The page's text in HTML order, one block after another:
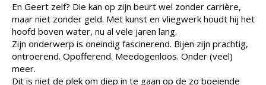
En Geert zelf? Die kan op zijn beurt wel zonder carrière,
maar niet zonder geld. Met kunst en vliegwerk houdt hij het
hoofd boven water, nu al vele jaren lang.
Zijn onderwerp is oneindig fascinerend. Bijen zijn prachtig,
ontroerend. Opofferend. Meedogenloos. Onder (veel)
meer.
Dit is niet de plek om diep in te gaan op de zo boeiende